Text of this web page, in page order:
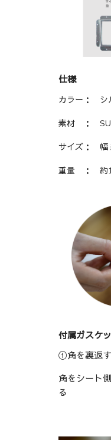
仕様
カラー： シ
素材 ：
サイズ： 幅
重量 ： 約
付属ガスケ
①角を裏返す
角をシート
る